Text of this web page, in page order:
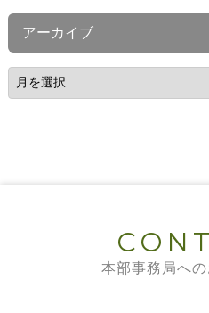
アーカイブ
本部事務局へ